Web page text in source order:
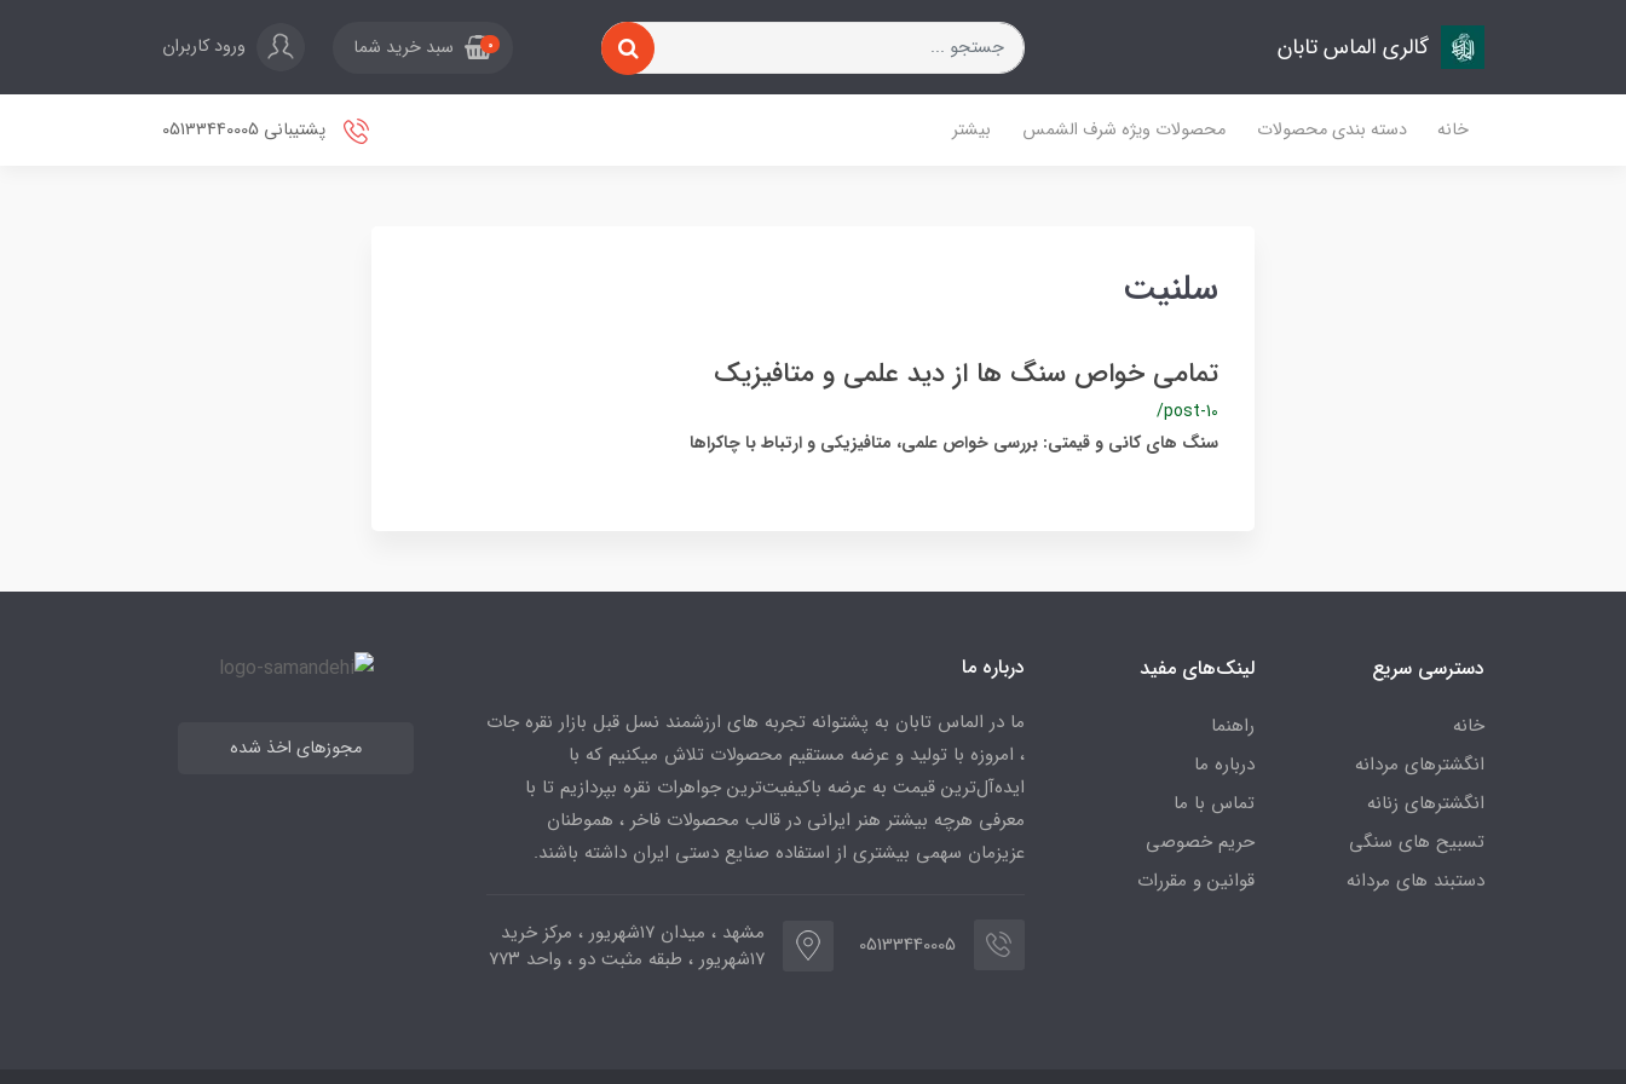
گالری الماس تابان 0 سبد خرید شما ورود کاربران
خانه دسته بندی محصولات محصولات ویژه شرف الشمس بیشتر پشتیبانی 05133440005
سلنیت
تمامی خواص سنگ ها از دید علمی و متافیزیک
/post-10
سنگ های کانی و قیمتی: بررسی خواص علمی، متافیزیکی و ارتباط با چاکراها
دسترسی سریع
خانه
انگشترهای مردانه
انگشترهای زنانه
تسبیح های سنگی
دستبند های مردانه
لینک‌های مفید
راهنما
درباره ما
تماس با ما
حریم خصوصی
قوانین و مقررات
درباره ما
ما در الماس تابان به پشتوانه تجربه های ارزشمند نسل قبل بازار نقره جات
، امروزه با تولید و عرضه مستقیم محصولات تلاش میکنیم که با
ایده‌آل‌ترین قیمت به عرضه باکیفیت‌ترین جواهرات نقره بپردازیم تا با
معرفی هرچه بیشتر هنر ایرانی در قالب محصولات فاخر ، هموطنان
عزیزمان سهمی بیشتری از استفاده صنایع دستی ایران داشته باشند.
05133440005
مشهد ، میدان ۱۷شهریور ، مرکز خرید
۱۷شهریور ، طبقه مثبت دو ، واحد ۷۷۳
مجوزهای اخذ شده